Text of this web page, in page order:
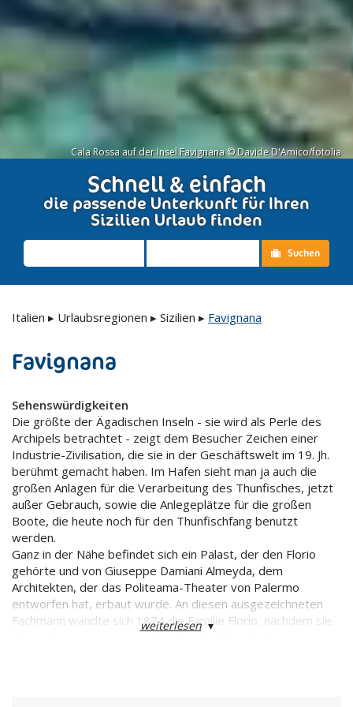
Cala Rossa auf der Insel Favignana © Davide D'Amico/fotolia
Schnell & einfach
die passende Unterkunft für Ihren
Sizilien Urlaub finden
Suchen
Italien ▸ Urlaubsregionen ▸ Sizilien ▸ Favignana
Favignana
Sehenswürdigkeiten
Die größte der Ägadischen Inseln - sie wird als Perle des
Archipels betrachtet - zeigt dem Besucher Zeichen einer
Industrie-Zivilisation, die sie in der Geschäftswelt im 19. Jh.
berühmt gemacht haben. Im Hafen sieht man ja auch die
großen Anlagen für die Verarbeitung des Thunfisches, jetzt
außer Gebrauch, sowie die Anlegeplätze für die großen
Boote, die heute noch für den Thunfischfang benutzt
werden.
Ganz in der Nähe befindet sich ein Palast, der den Florio
gehörte und von Giuseppe Damiani Almeyda, dem
Architekten, der das Politeama-Theater von Palermo
entworfen hat, erbaut wurde. An diesen ausgezeichneten
Fachmann wandte sich 1874 die Familie Florio, nachdem sie
weiterlesen▾